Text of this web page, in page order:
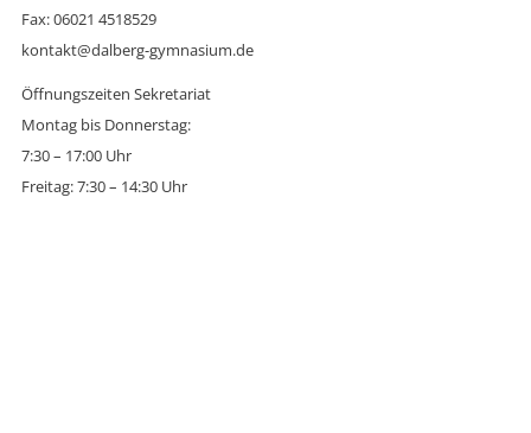
Fax: 06021 4518529
kontakt@dalberg-gymnasium.de
Öffnungszeiten Sekretariat
Montag bis Donnerstag:
7:30 – 17:00 Uhr
Freitag: 7:30 – 14:30 Uhr